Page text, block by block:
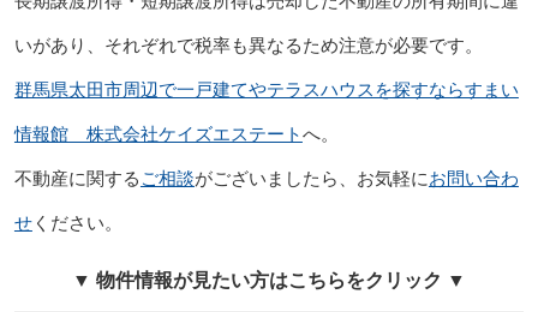
いがあり、それぞれで税率も異なるため注意が必要です。
群馬県太田市周辺で一戸建てやテラスハウスを探すならすまい
情報館 株式会社ケイズエステートへ。
不動産に関する ご相談がございましたら、お気軽にお問い合わ
せください。
▼ 物件情報が見たい方はこちらをクリック ▼